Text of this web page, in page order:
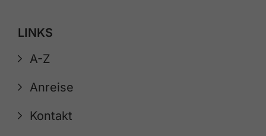
LINKS
A-Z
Anreise
Kontakt